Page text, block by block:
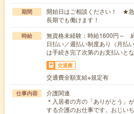
期間
開始日はご相談ください！ ★
長期でも働けます！
時給
無資格未経験：時給1600円～
日払い／週払い制度あり（月払
は手続き完了次第のお支払いとな
交通費
交通費全額支給※規定有
仕事内容
介護関連
＊入居者の方の「ありがとう」
する介護のお仕事です。おじい